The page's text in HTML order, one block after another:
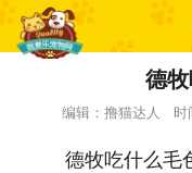
德
编辑：撸猫达人 时
德牧吃什么毛